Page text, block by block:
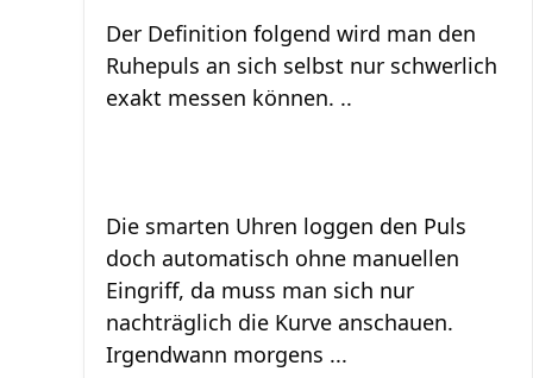
Der Definition folgend wird man den
Ruhepuls an sich selbst nur schwerlich
exakt messen können. ..
Die smarten Uhren loggen den Puls
doch automatisch ohne manuellen
Eingriff, da muss man sich nur
nachträglich die Kurve anschauen.
Irgendwann morgens ...